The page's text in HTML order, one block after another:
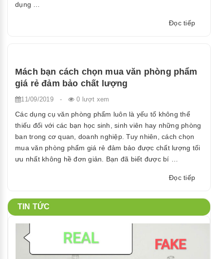
dụng …
Đọc tiếp“Điểm
cho
ty”
Mách bạn cách chọn mua văn phòng phẩm
giá rẻ đảm bảo chất lượng
11/09/2019- 0 lượt xem
Các dụng cụ văn phòng phẩm luôn là yếu tố không thể
thiếu đối với các bạn học sinh, sinh viên hay những phòng
ban trong cơ quan, doanh nghiệp. Tuy nhiên, cách chọn
mua văn phòng phẩm giá rẻ đảm bảo được chất lượng tối
ưu nhất không hề đơn giản. Bạn đã biết được bí …
Đọc tiếp“Mách
cách
chọn
mua
TIN TỨC